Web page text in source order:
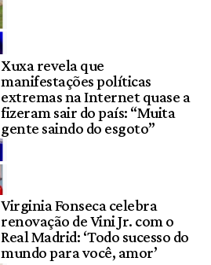
Xuxa revela que
manifestações políticas
extremas na Internet quase a
fizeram sair do país: “Muita
gente saindo do esgoto”
Virginia Fonseca celebra
renovação de Vini Jr. com o
Real Madrid: ‘Todo sucesso do
mundo para você, amor’